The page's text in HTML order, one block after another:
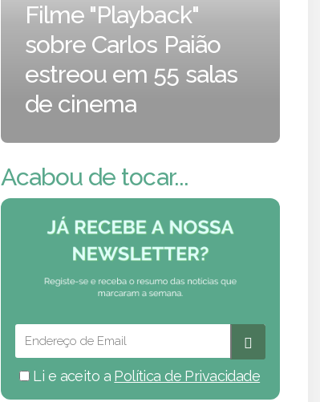
Filme "Playback"
sobre Carlos Paião
estreou em 55 salas
de cinema
Acabou de tocar...
Li e aceito a Política de Privacidade